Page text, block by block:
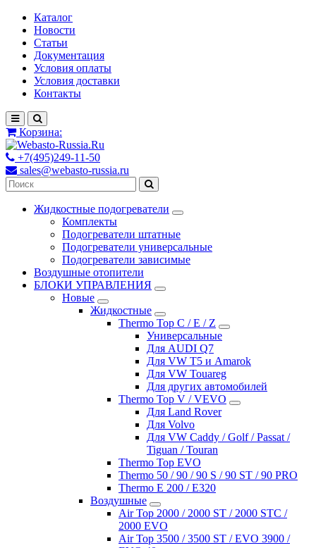
Каталог
Новости
Статьи
Документация
Условия оплаты
Условия доставки
Контакты
Корзина:
+7(495)249-11-50
sales@webasto-russia.ru
Жидкостные подогреватели
Комплекты
Подогреватели штатные
Подогреватели универсальные
Подогреватели зависимые
Воздушные отопители
БЛОКИ УПРАВЛЕНИЯ
Новые
Жидкостные
Thermo Top C / E / Z
Универсальные
Для AUDI Q7
Для VW T5 и Amarok
Для VW Touareg
Для других автомобилей
Thermo Top V / VEVO
Для Land Rover
Для Volvo
Для VW Caddy / Golf / Passat /
Tiguan / Touran
Thermo Top EVO
Thermo 50 / 90 / 90 S / 90 ST / 90 PRO
Thermo E 200 / E320
Воздушные
Air Top 2000 / 2000 ST / 2000 STC /
2000 EVO
Air Top 3500 / 3500 ST / EVO 3900 /